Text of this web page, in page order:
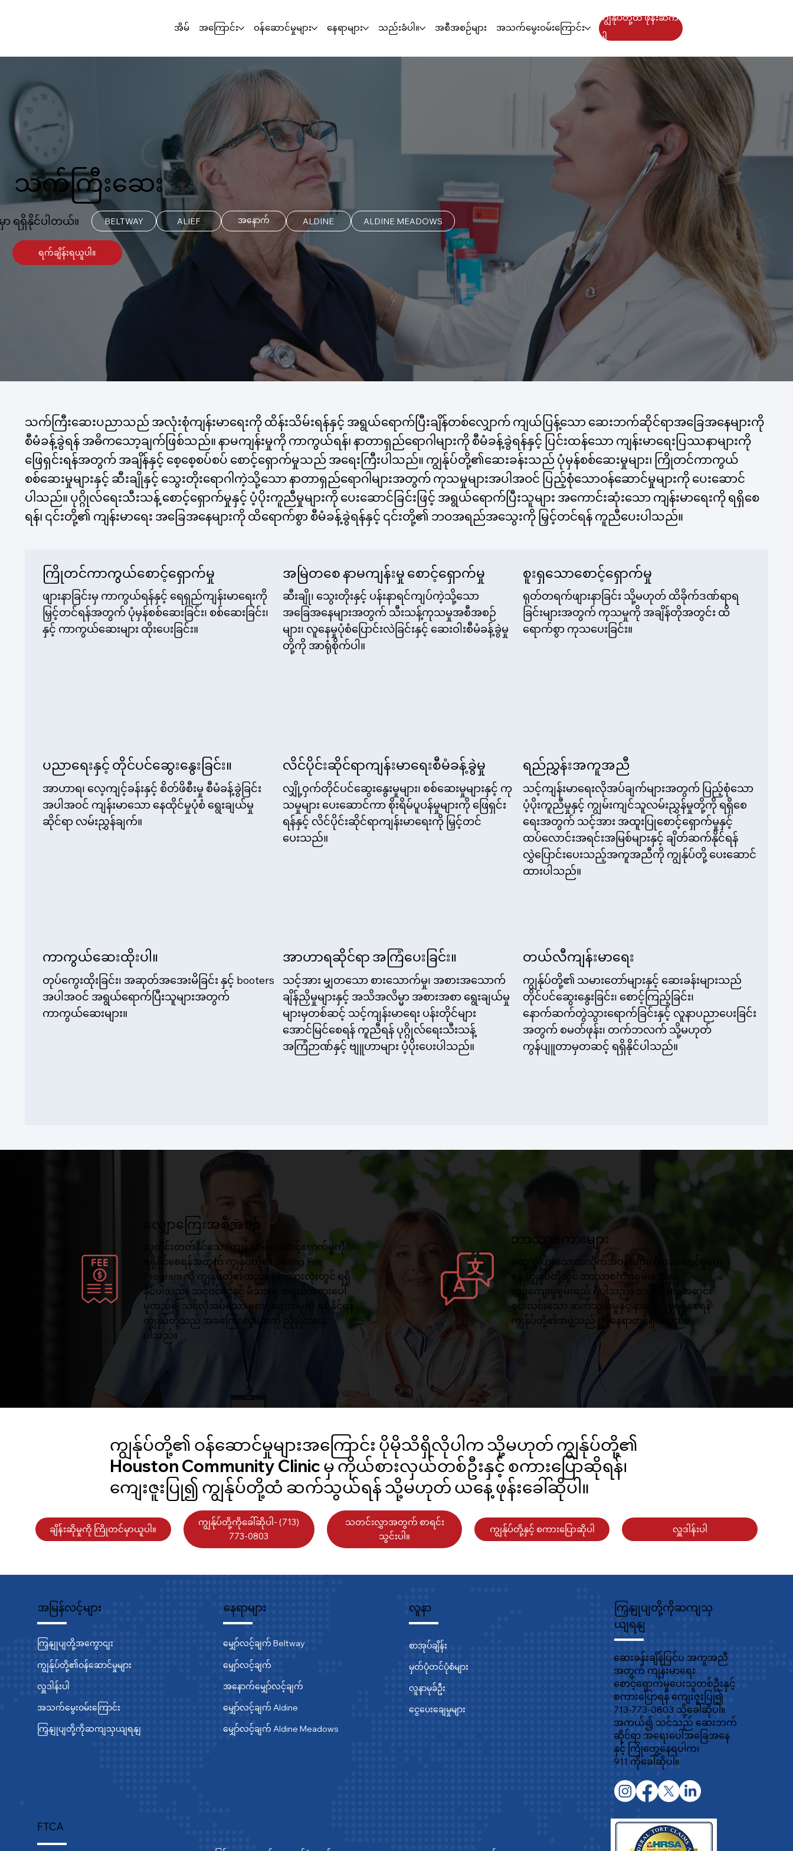
အိမ် အကြောင်း ဝန်ဆောင်မှုများ နေရာများ သည်းခံပါ။ အစီအစဉ်များ အသက်မွေးဝမ်းကြောင်း
ကျွန်ုပ်တို့ထံ ဖုန်းဆက်
ပါ
သက်ကြီးဆေး
ာ ရရှိနိုင်ပါတယ်။ BELTWAY ALIEF အနောက် ALDINE ALDINE MEADOWS
ရက်ချိန်းရယူပါ။
သက်ကြီးဆေးပညာသည် အလုံးစုံကျန်းမာရေးကို ထိန်းသိမ်းရန်နှင့် အရွယ်ရောက်ပြီးချိန်တစ်လျှောက် ကျယ်ပြန့်သော ဆေးဘက်ဆိုင်ရာအခြေအနေများကို
စီမံခန့်ခွဲရန် အဓိကသော့ချက်ဖြစ်သည်။ နာမကျန်းမှုကို ကာကွယ်ရန်၊ နာတာရှည်ရောဂါများကို စီမံခန့်ခွဲရန်နှင့် ပြင်းထန်သော ကျန်းမာရေးပြဿနာများကို
ဖြေရှင်းရန်အတွက် အချိန်နှင့် စေ့စေ့စပ်စပ် စောင့်ရှောက်မှုသည် အရေးကြီးပါသည်။ ကျွန်ုပ်တို့၏ဆေးခန်းသည် ပုံမှန်စစ်ဆေးမှုများ၊ ကြိုတင်ကာကွယ်
စစ်ဆေးမှုများနှင့် ဆီးချိုနှင့် သွေးတိုးရောဂါကဲ့သို့သော နာတာရှည်ရောဂါများအတွက် ကုသမှုများအပါအဝင် ပြည့်စုံသောဝန်ဆောင်မှုများကို ပေးဆောင်
ပါသည်။ ပုဂ္ဂိုလ်ရေးသီးသန့် စောင့်ရှောက်မှုနှင့် ပံ့ပိုးကူညီမှုများကို ပေးဆောင်ခြင်းဖြင့် အရွယ်ရောက်ပြီးသူများ အကောင်းဆုံးသော ကျန်းမာရေးကို ရရှိစေ
ရန်၊ ၎င်းတို့၏ ကျန်းမာရေး အခြေအနေများကို ထိရောက်စွာ စီမံခန့်ခွဲရန်နှင့် ၎င်းတို့၏ ဘဝအရည်အသွေးကို မြှင့်တင်ရန် ကူညီပေးပါသည်။
ကြိုတင်ကာကွယ်စောင့်ရှောက်မှု
ဖျားနာခြင်းမှ ကာကွယ်ရန်နှင့် ရေရှည်ကျန်းမာရေးကို
မြှင့်တင်ရန်အတွက် ပုံမှန်စစ်ဆေးခြင်း၊ စစ်ဆေးခြင်း၊
နှင့် ကာကွယ်ဆေးများ ထိုးပေးခြင်း။
အမြဲတစေ နာမကျန်းမှု စောင့်ရှောက်မှု
ဆီးချို၊ သွေးတိုးနှင့် ပန်းနာရင်ကျပ်ကဲ့သို့သော
အခြေအနေများအတွက် သီးသန့်ကုသမှုအစီအစဉ်
များ၊ လူနေမှုပုံစံပြောင်းလဲခြင်းနှင့် ဆေးဝါးစီမံခန့်ခွဲမှု
တို့ကို အာရုံစိုက်ပါ။
စူးရှသောစောင့်ရှောက်မှု
ရုတ်တရက်ဖျားနာခြင်း သို့မဟုတ် ထိခိုက်ဒဏ်ရာရ
ခြင်းများအတွက် ကုသမှုကို အချိန်တိုအတွင်း ထိ
ရောက်စွာ ကုသပေးခြင်း။
ပညာရေးနှင့် တိုင်ပင်ဆွေးနွေးခြင်း။
အာဟာရ၊ လေ့ကျင့်ခန်းနှင့် စိတ်ဖိစီးမှု စီမံခန့်ခွဲခြင်း
အပါအဝင် ကျန်းမာသော နေထိုင်မှုပုံစံ ရွေးချယ်မှု
ဆိုင်ရာ လမ်းညွှန်ချက်။
လိင်ပိုင်းဆိုင်ရာကျန်းမာရေးစီမံခန့်ခွဲမှု
လျှို့ဝှက်တိုင်ပင်ဆွေးနွေးမှုများ၊ စစ်ဆေးမှုများနှင့် ကု
သမှုများ ပေးဆောင်ကာ စိုးရိမ်ပူပန်မှုများကို ဖြေရှင်း
ရန်နှင့် လိင်ပိုင်းဆိုင်ရာကျန်းမာရေးကို မြှင့်တင်
ပေးသည်။
ရည်ညွှန်းအကူအညီ
သင့်ကျန်းမာရေးလိုအပ်ချက်များအတွက် ပြည့်စုံသော
ပံ့ပိုးကူညီမှုနှင့် ကျွမ်းကျင်သူလမ်းညွှန်မှုတို့ကို ရရှိစေ
ရေးအတွက် သင့်အား အထူးပြုစောင့်ရှောက်မှုနှင့်
ထပ်လောင်းအရင်းအမြစ်များနှင့် ချိတ်ဆက်နိုင်ရန်
လွှဲပြောင်းပေးသည့်အကူအညီကို ကျွန်ုပ်တို့ ပေးဆောင်
ထားပါသည်။
ကာကွယ်ဆေးထိုးပါ။
တုပ်ကွေးထိုးခြင်း၊ အဆုတ်အအေးမိခြင်း နှင့် booters
အပါအဝင် အရွယ်ရောက်ပြီးသူများအတွက်
ကာကွယ်ဆေးများ။
အာဟာရဆိုင်ရာ အကြံပေးခြင်း။
သင့်အား မျှတသော စားသောက်မှု၊ အစားအသောက်
ချိန်ညှိမှုများနှင့် အသိအလိမ္မာ အစားအစာ ရွေးချယ်မှု
များမှတစ်ဆင့် သင့်ကျန်းမာရေး ပန်းတိုင်များ
အောင်မြင်စေရန် ကူညီရန် ပုဂ္ဂိုလ်ရေးသီးသန့်
အကြံဉာဏ်နှင့် ဗျူဟာများ ပံ့ပိုးပေးပါသည်။
တယ်လီကျန်းမာရေး
ကျွန်ုပ်တို့၏ သမားတော်များနှင့် ဆေးခန်းများသည်
တိုင်ပင်ဆွေးနွေးခြင်း၊ စောင့်ကြည့်ခြင်း၊
နောက်ဆက်တွဲသွားရောက်ခြင်းနှင့် လူနာပညာပေးခြင်း
အတွက် စမတ်ဖုန်း၊ တက်ဘလက် သို့မဟုတ်
ကွန်ပျူတာမှတဆင့် ရရှိနိုင်ပါသည်။
ကျွန်ုပ်တို့၏ ဝန်ဆောင်မှုများအကြောင်း ပိုမိုသိရှိလိုပါက သို့မဟုတ် ကျွန်ုပ်တို့၏
Houston Community Clinic မှ ကိုယ်စားလှယ်တစ်ဦးနှင့် စကားပြောဆိုရန်၊
ကျေးဇူးပြု၍ ကျွန်ုပ်တို့ထံ ဆက်သွယ်ရန် သို့မဟုတ် ယနေ့ ဖုန်းခေါ်ဆိုပါ။
ချိန်းဆိုမှုကို ကြိုတင်မှာယူပါ။
ကျွန်ုပ်တို့ကိုခေါ်ဆိုပါ- (713)
773-0803
သတင်းလွှာအတွက် စာရင်း
သွင်းပါ။
ကျွန်ုပ်တို့နှင့် စကားပြောဆိုပါ လှူဒါန်းပါ
လျှောကြေးအစီအစဉ်
လူတိုင်းတတ်နိုင်သော ကျန်းမာရေးစောင့်ရှောက်မှုကို
ရရှိနိုင်စေရန်အတွက် ကျွန်ုပ်တို့၏ Sliding Fee
Program ကို ကျွန်ုပ်တို့၏တည်နေရာအားလုံးတွင် ရရှိ
နိုင်ပါသည်။ သင့်ဝင်ငွေနှင့် မိသားစု အရွယ်အစားပေါ်
မူတည်၍ သင်လိုအပ်သော စောင့်ရှောက်မှုကို ရရှိနိုင်ရန်
ကျွန်ုပ်တို့သည် အခကြေးငွေများကို ညှိနှိုင်းပေး
ပါသည်။
ဘာသာစကားများ
မတူကွဲပြားသောအသိုက်အဝန်းများကို ဝန်ဆောင်မှုပေး
ရန် ကျွန်ုပ်တို့တွင် ဘာသာစကားစွမ်းရည်နှင့်
ယဉ်ကျေးမှုစွမ်းရည် ရှိပါသည်။ သင့်ခရီးစဉ်အတွင်း
ရှင်းလင်းသော ဆက်သွယ်မှုနှင့် နားလည်မှုရရှိစေရန်
ကျွန်ုပ်တို့၏အဖွဲ့သည် ဤနေရာတွင်ရှိပါသည်။
အမြန်လင့်များ
ကြှနျုပျတို့အကွောငျး
ကျွန်ုပ်တို့၏ဝန်ဆောင်မှုများ
လှူဒါန်းပါ
အသက်မွေးဝမ်းကြောင်း
ကြှနျုပျတို့ကိုဆကျသှယျရနျ
နေရာများ
မျှော်လင့်ချက် Beltway
မျှော်လင့်ချက်
အနောက်မျှော်လင့်ချက်
မျှော်လင့်ချက် Aldine
မျှော်လင့်ချက် Aldine Meadows
လူနာ
စာအုပ်ချိန်း
မှတ်ပုံတင်ပုံစံများ
လူနာမုခ်ဦး
ငွေပေးချေမှုများ
ကြှနျုပျတို့ကိုဆကျသှ
ယျရနျ
ဆေးခန်းချိန်ပြင်ပ အကူအညီ
အတွက် ကျန်းမာရေး
စောင့်ရှောက်မှုပေးသူတစ်ဦးနှင့်
စကားပြောရန် ကျေးဇူးပြု၍
713-773-0803 သို့ခေါ်ဆိုပါ။
အကယ်၍ သင်သည် ဆေးဘက်
ဆိုင်ရာ အရေးပေါ်အခြေအနေ
နှင့် ကြုံတွေ့နေရပါက၊
911 ကိုခေါ်ဆိုပါ။
FTCA